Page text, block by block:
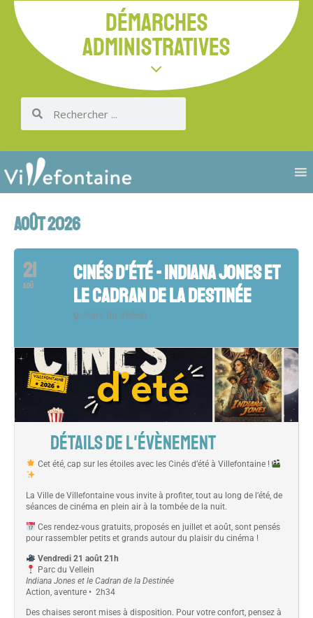
DÉMARCHES
ADMINISTRATIVES
AOÛT 2026
21
AOÛ
CINÉS D'ÉTÉ - INDIANA JONES ET
LE CADRAN DE LA DESTINÉE
Parc du Vellein
DÉTAILS DE L'ÉVÈNEMENT
Cet été, cap sur les étoiles avec les Cinés d’été à Villefontaine !
La Ville de Villefontaine vous invite à profiter, tout au long de l’été, de
séances de cinéma en plein air à la tombée de la nuit.
Ces rendez-vous gratuits, proposés en juillet et août, sont pensés
pour rassembler petits et grands autour du plaisir du cinéma !
Vendredi 21 août 21h
Parc du Vellein
Indiana Jones et le Cadran de la Destinée
Action, aventure • 2h34
Des chaises seront mises à disposition. Pour votre confort, pensez à